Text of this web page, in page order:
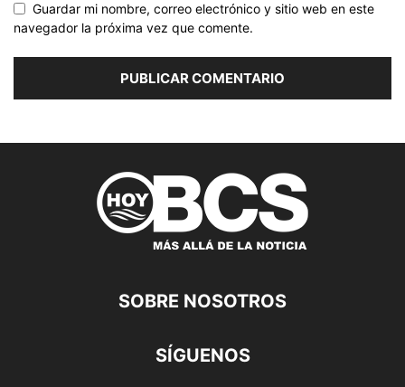
Guardar mi nombre, correo electrónico y sitio web en este
navegador la próxima vez que comente.
SOBRE NOSOTROS
SÍGUENOS